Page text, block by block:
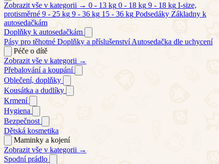
Zobrazit vše v kategorii → 0 - 13 kg 0 - 18 kg 9 - 18 kg I-size,
protisměrné 9 - 25 kg 9 - 36 kg 15 - 36 kg Podsedáky Základny k
autosedačkám
Doplňky k autosedačkám
Pásy pro těhotné Doplňky a příslušenství Autosedačka dle uchycení
Péče o dítě
Zobrazit vše v kategorii →
Přebalování a koupání
Oblečení, doplňky
Kousátka a dudlíky
Krmení
Hygiena
Bezpečnost
Dětská kosmetika
Maminky a kojení
Zobrazit vše v kategorii →
Spodní prádlo